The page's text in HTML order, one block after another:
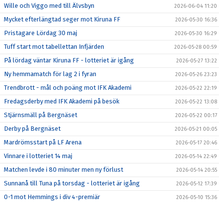
Wille och Viggo med till Älvsbyn 2026-06-04 11:20
Mycket efterlängtad seger mot Kiruna FF 2026-05-30 16:36
Pristagare Lördag 30 maj 2026-05-30 16:29
Tuff start mot tabellettan Infjärden 2026-05-28 00:59
På lördag väntar Kiruna FF - lotteriet är igång 2026-05-27 13:22
Ny hemmamatch för lag 2 i fyran 2026-05-26 23:23
Trendbrott - mål och poäng mot IFK Akademi 2026-05-22 22:19
Fredagsderby med IFK Akademi på besök 2026-05-22 13:08
Stjärnsmäll på Bergnäset 2026-05-22 00:17
Derby på Bergnäset 2026-05-21 00:05
Mardrömsstart på LF Arena 2026-05-17 20:46
Vinnare i lotteriet 14 maj 2026-05-14 22:49
Matchen levde i 80 minuter men ny förlust 2026-05-14 20:55
Sunnanå till Tuna på torsdag - lotteriet är igång 2026-05-12 17:39
0-1 mot Hemmings i div 4-premiär 2026-05-10 15:36